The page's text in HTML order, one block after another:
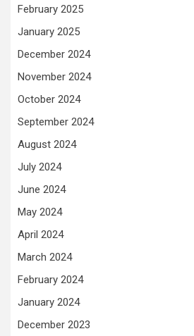
February 2025
January 2025
December 2024
November 2024
October 2024
September 2024
August 2024
July 2024
June 2024
May 2024
April 2024
March 2024
February 2024
January 2024
December 2023